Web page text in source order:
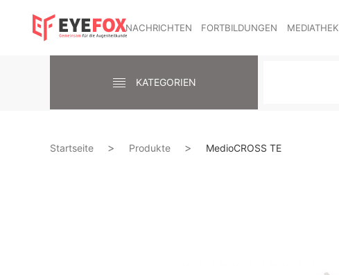
NACHRICHTEN FORTBILDUNGEN MEDIATHEK
KATEGORIEN
Startseite Produkte MedioCROSS TE